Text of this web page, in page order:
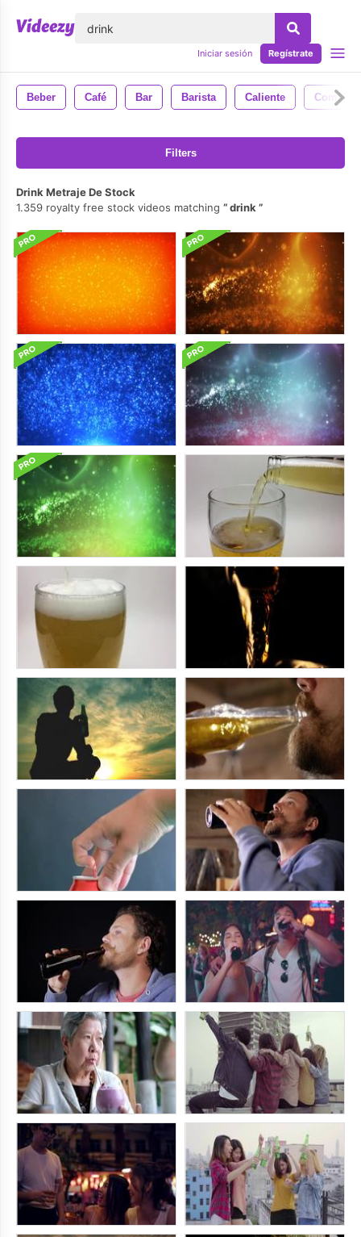
Iniciar sesión Regístrate
Beber Café Bar Barista Caliente Comida
Filters
Drink Metraje De Stock
1.359 royalty free stock videos matching
drink